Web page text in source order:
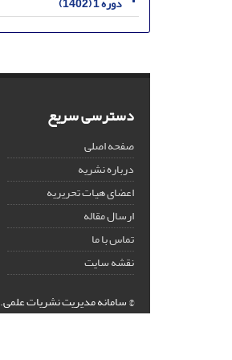
دسترسی سریع
صفحه اصلی
درباره نشریه
اعضای هیات تحریریه
ارسال مقاله
تماس با ما
نقشه سایت
© سامانه مدیریت نشریات علمی.